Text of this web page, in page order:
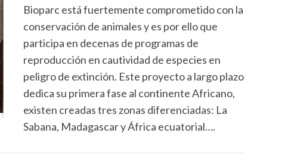
Bioparc está fuertemente comprometido con la
conservación de animales y es por ello que
participa en decenas de programas de
reproducción en cautividad de especies en
peligro de extinción. Este proyecto a largo plazo
dedica su primera fase al continente Africano,
existen creadas tres zonas diferenciadas: La
Sabana, Madagascar y África ecuatorial….